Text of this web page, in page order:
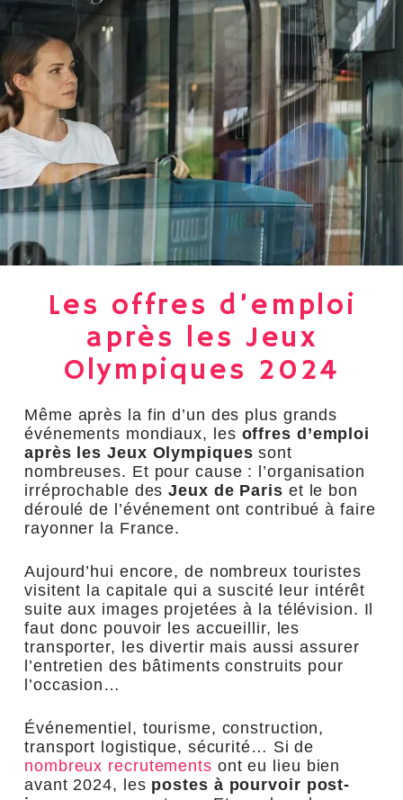
Les offres d’emploi
après les Jeux
Olympiques 2024
Même après la fin d’un des plus grands
événements mondiaux, les offres d’emploi
après les Jeux Olympiques sont
nombreuses. Et pour cause : l’organisation
irréprochable desJeux de Paris et le bon
déroulé de l’événement ont contribué à faire
rayonner la France.
Aujourd’hui encore, de nombreux touristes
visitent la capitale qui a suscité leur intérêt
suite aux images projetées à la télévision. Il
faut donc pouvoir les accueillir, les
transporter, les divertir mais aussi assurer
l’entretien des bâtiments construits pour
l’occasion…
Événementiel, tourisme, construction,
transport logistique, sécurité… Si de
nombreux recrutements ont eu lieu bien
avant 2024, les postes à pourvoir post-